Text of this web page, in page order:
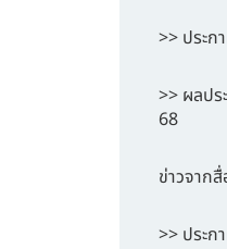
>> ประก
>> ผลปร
68
ข่าวจาก
>> ประก